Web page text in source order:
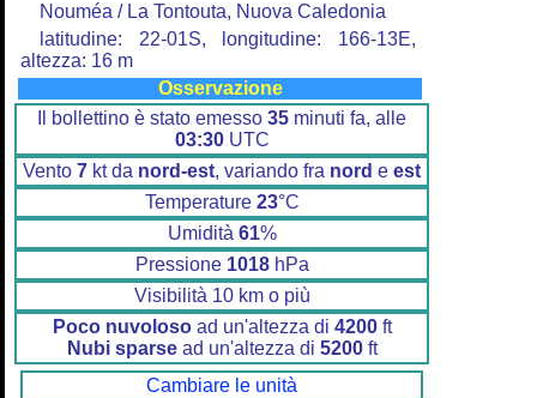
Nouméa / La Tontouta, Nuova Caledonia
latitudine: 22-01S, longitudine: 166-13E,
altezza: 16 m
Osservazione
Il bollettino è stato emesso 35 minuti fa, alle
03:30UTC
Vento 7 kt da nord-est, variando fra nord e est
Temperature 23°C
Umidità 61%
Pressione 1018hPa
Visibilità 10 km o più
Poco nuvolosoad un'altezza di 4200ft
Nubi sparsead un'altezza di 5200ft
Cambiare le unità